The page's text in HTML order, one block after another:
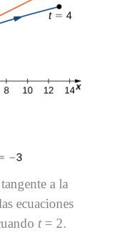
a la
ecuaciones
t= 2.